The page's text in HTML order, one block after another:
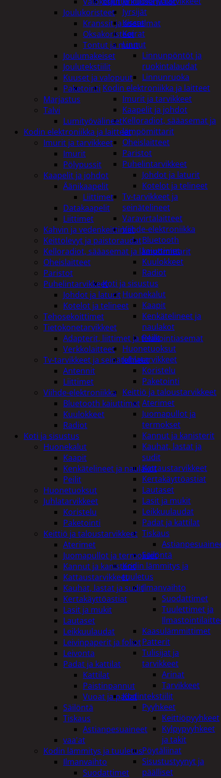
Jyrsijät
Kissat
Koirat
Linnut
Linnunpöntöt ja
ruokintalaudat
Linnunruoka
Kodin elektroniikka ja laitteet
Imurit ja tarvikkeet
Kaapelit ja johdot
Kelloradiot, sääasemat ja
lämpömittarit
Oheislaitteet
Paristot
Puhelintarvikkeet
Johdot ja laturit
Kotelot ja telineet
Tv-tarvikkeet ja
seinätelineet
Varavirtalaitteet
Viihde-elektroniikka
Bluetooth
kaiuttimet
Kuulokkeet
Radiot
Koti ja sisustus
Huonekalut
Kaapit
Kenkätelineet ja
naulakot
Peilit
Huonetuoksut
Juhlatarvikkeet
Koristelu
Paketointi
Keittiö ja taloustarvikkeet
Aterimet
Juomapullot ja
termokset
Kannut ja kanisterit
Kauhat, lastat ja
sudit
Kattaustarvikkeet
Kertakäyttöastiat
Lautaset
Lasit ja mukit
Leikkuulaudat
Padat ja kattilat
Tiskaus
Säilöntä
Kodin lämmitys ja
tuuletus
Ilmanvaihto
Suodattimet
Tuulettimet ja
Kaasulämmittimet
Patterit
Tulisijat ja
tarvikkeet
Arinat
Tarvikkeet
Kodintekstiilit
Pyyhkeet
Keittiöpyyhkeet
Kylpypyyhkeet
ja takit
Pöytäliinat
Sisustustyynyt ja
päälliset
Joulukoristeet
Kranssit ja asetelmat
Oksakoristeet
Tontut ja muut
Joulumakeiset
Joulutekstiilit
Kuuset ja valopuut
Paketointi
Marjastus
Talvi
Lumityövälineet
Kodin elektroniikka ja laitteet
Imurit ja tarvikkeet
Imurit
Pölypussit
Kaapelit ja johdot
Äänikaapelit
Liittimet
Datakaapelit
Liittimet
Kahvin ja vedenkeittimet
Keittolevyt ja paistoraudat
Kelloradiot, sääasemat ja lämpömittarit
Oheislaitteet
Paristot
Puhelintarvikkeet
Johdot ja laturit
Kotelot ja telineet
Tehosekoittimet
Tietokonetarvikkeet
Adapterit, liittimet ja telakointiasemat
Verkkolaitteet
Tv-tarvikkeet ja seinätelineet
Antennit
Liittimet
Viihde-elektroniikka
Bluetooth kaiuttimet
Kuulokkeet
Radiot
Koti ja sisustus
Huonekalut
Kaapit
Kenkätelineet ja naulakot
Peilit
Huonetuoksut
Juhlatarvikkeet
Koristelu
Paketointi
Keittiö ja taloustarvikkeet
Aterimet
Juomapullot ja termokset
Kannut ja kanisterit
Kattaustarvikkeet
Kauhat, lastat ja sudit
Kertakäyttöastiat
Lasit ja mukit
Lautaset
Leikkuulaudat
Leivinpaperit ja foliot
Leivonta
Padat ja kattilat
Kattilat
Paistinpannut
Vuoat ja padat
Säilöntä
Tiskaus
Astianpesuaineet
vaa'at
Kodin lämmitys ja tuuletus
Ilmanvaihto
Suodattimet